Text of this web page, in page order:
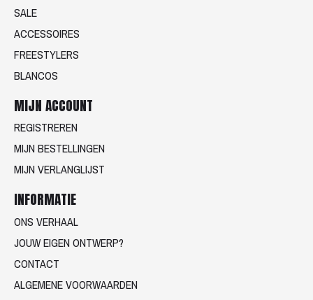
SALE
ACCESSOIRES
FREESTYLERS
BLANCOS
MIJN ACCOUNT
REGISTREREN
MIJN BESTELLINGEN
MIJN VERLANGLIJST
INFORMATIE
ONS VERHAAL
JOUW EIGEN ONTWERP?
CONTACT
ALGEMENE VOORWAARDEN